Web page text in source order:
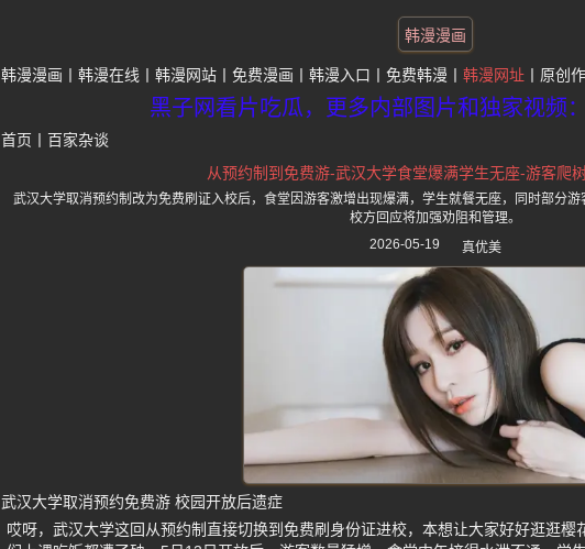
韩漫漫画
韩漫漫画 韩漫在线 韩漫网站 免费漫画 韩漫入口 免费韩漫 韩漫网址 原创
黑子网看片吃瓜，更多内部图片和独家视频
首页 百家杂谈
从预约制到免费游-武汉大学食堂爆满学生无座-游客爬
武汉大学取消预约制改为免费刷证入校后，食堂因游客激增出现爆满，学生就餐无座，同时部分游
校方回应将加强劝阻和管理。
2026-05-19
真优美
武汉大学取消预约免费游 校园开放后遗症
哎呀，武汉大学这回从预约制直接切换到免费刷身份证进校，本想让大家好好逛逛